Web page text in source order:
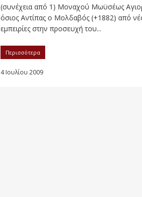
(συνέχεια από 1) Μοναχού Μωϋσέως
όσιος Αντίπας ο Μολδαβός (+1882) από
εμπειρίες στην προσευχή του...
Περισσότερα
4 Ιουλίου 2009